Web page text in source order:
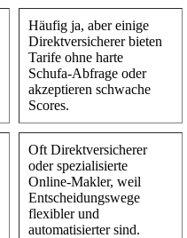
Häufig ja, aber einige
Direktversicherer bieten
Tarife ohne harte
Schufa‑Abfrage oder
akzeptieren schwache
Scores.
Oft Direktversicherer
oder spezialisierte
Online‑Makler, weil
Entscheidungswege
flexibler und
automatisierter sind.